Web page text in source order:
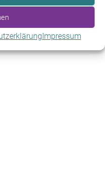
Impressum